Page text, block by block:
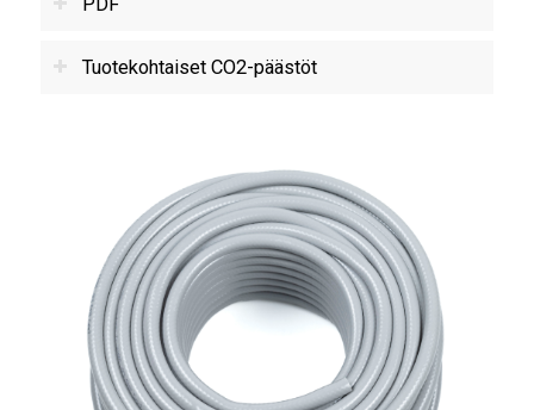
Tuotekohtaiset CO2-päästöt